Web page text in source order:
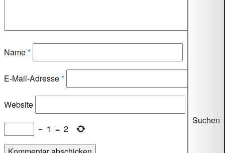
Name*
E-Mail-Adresse*
Website
− 1 = 2
Suchen